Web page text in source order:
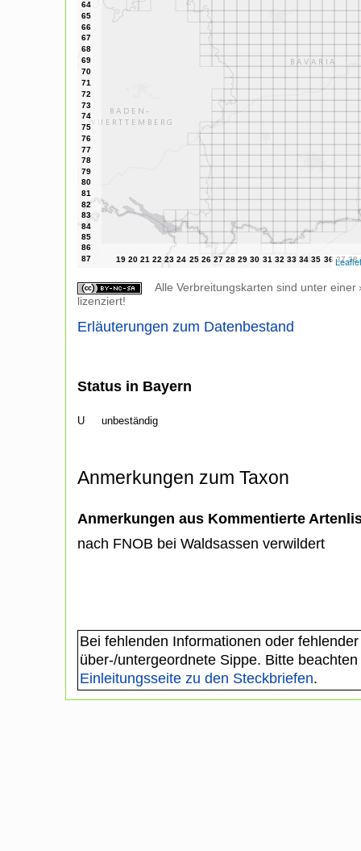
Leaflet
Alle Verbreitungskarten sind unter einer
lizenziert!
Erläuterungen zum Datenbestand
Status in Bayern
U unbeständig
Anmerkungen zum Taxon
Anmerkungen aus Kommentierte
nach FNOB bei Waldsassen verwildert
Bei fehlenden Informationen oder
über-/untergeordnete Sippe. Bitte
Einleitungsseite zu den Steckbriefen.